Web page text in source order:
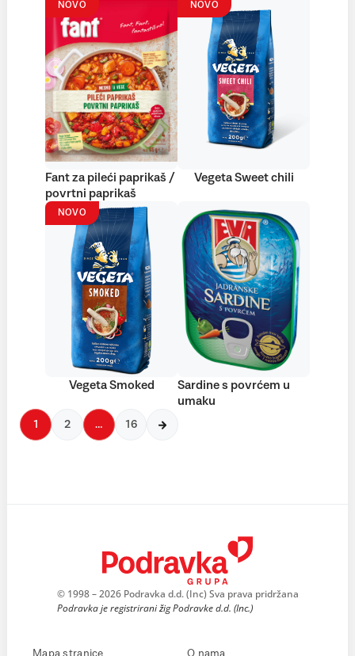
NOVO
Fant za pileći paprikaš /
povrtni paprikaš
NOVO
Vegeta Sweet chili
NOVO
Vegeta Smoked
Sardine s povrćem u
umaku
1 2 … 16
© 1998 – 2026 Podravka d.d. (Inc) Sva prava pridržana
Podravka je registrirani žig Podravke d.d. (Inc.)
Mapa stranice O nama